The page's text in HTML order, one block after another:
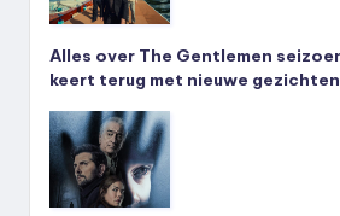
Alles over The Gentlemen
keert terug met nieuwe gezichten